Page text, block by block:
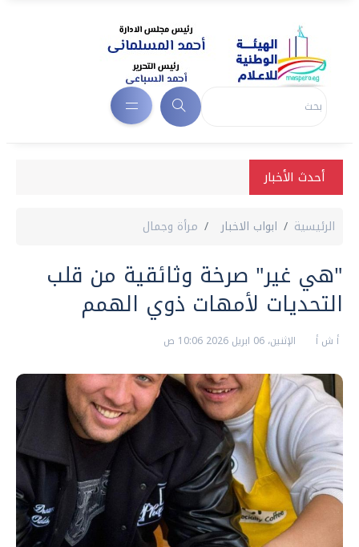
أحدث الأخبار
الرئيسية ابواب الاخبار مرأة وجمال
"هي غير" صرخة وثائقية من قلب
التحديات لأمهات ذوي الهمم
أ ش أ الإثنين، 06 ابريل 2026 10:06 ص